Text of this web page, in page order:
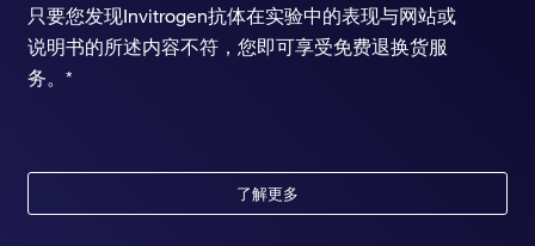
只要您发现Invitrogen抗体在实验中的表现与网站或
说明书的所述内容不符，您即可享受免费退换货服
务。*
了解更多